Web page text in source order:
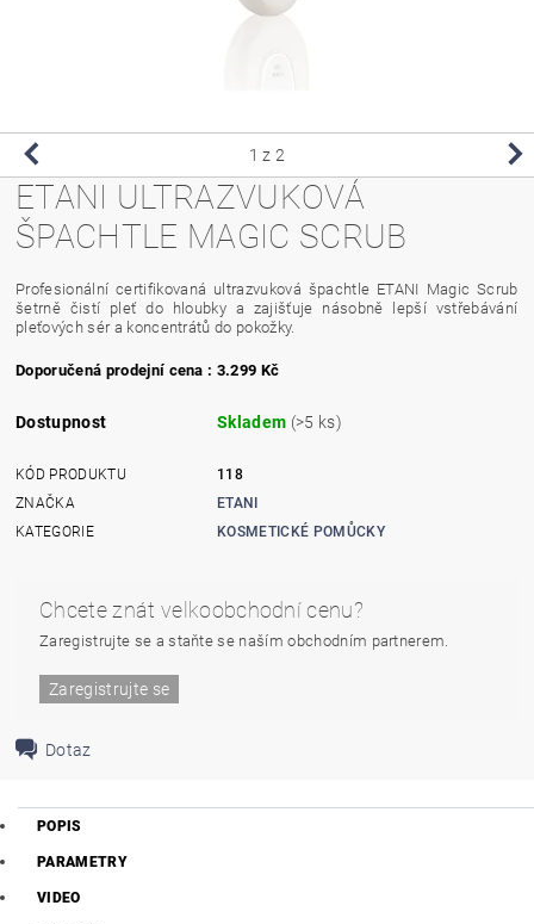
1 z 2
ETANI ULTRAZVUKOVÁ
ŠPACHTLE MAGIC SCRUB
Profesionální certifikovaná ultrazvuková špachtle ETANI Magic Scrub
šetrně čistí pleť do hloubky a zajišťuje násobně lepší vstřebávání
pleťových sér a koncentrátů do pokožky.
Doporučená prodejní cena : 3.299 Kč
Dostupnost Skladem (>5 ks)
KÓD PRODUKTU
118
ZNAČKA
ETANI
KATEGORIE
KOSMETICKÉ POMŮCKY
Chcete znát velkoobchodní cenu?
Zaregistrujte se a staňte se naším obchodním partnerem.
Zaregistrujte se
Dotaz
POPIS
PARAMETRY
VIDEO